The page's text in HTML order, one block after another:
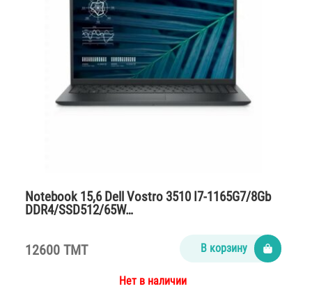
Notebook 15,6 Dell Vostro 3510 I7-1165G7/8Gb
DDR4/SSD512/65W…
12600 TMT В корзину
Нет в наличии